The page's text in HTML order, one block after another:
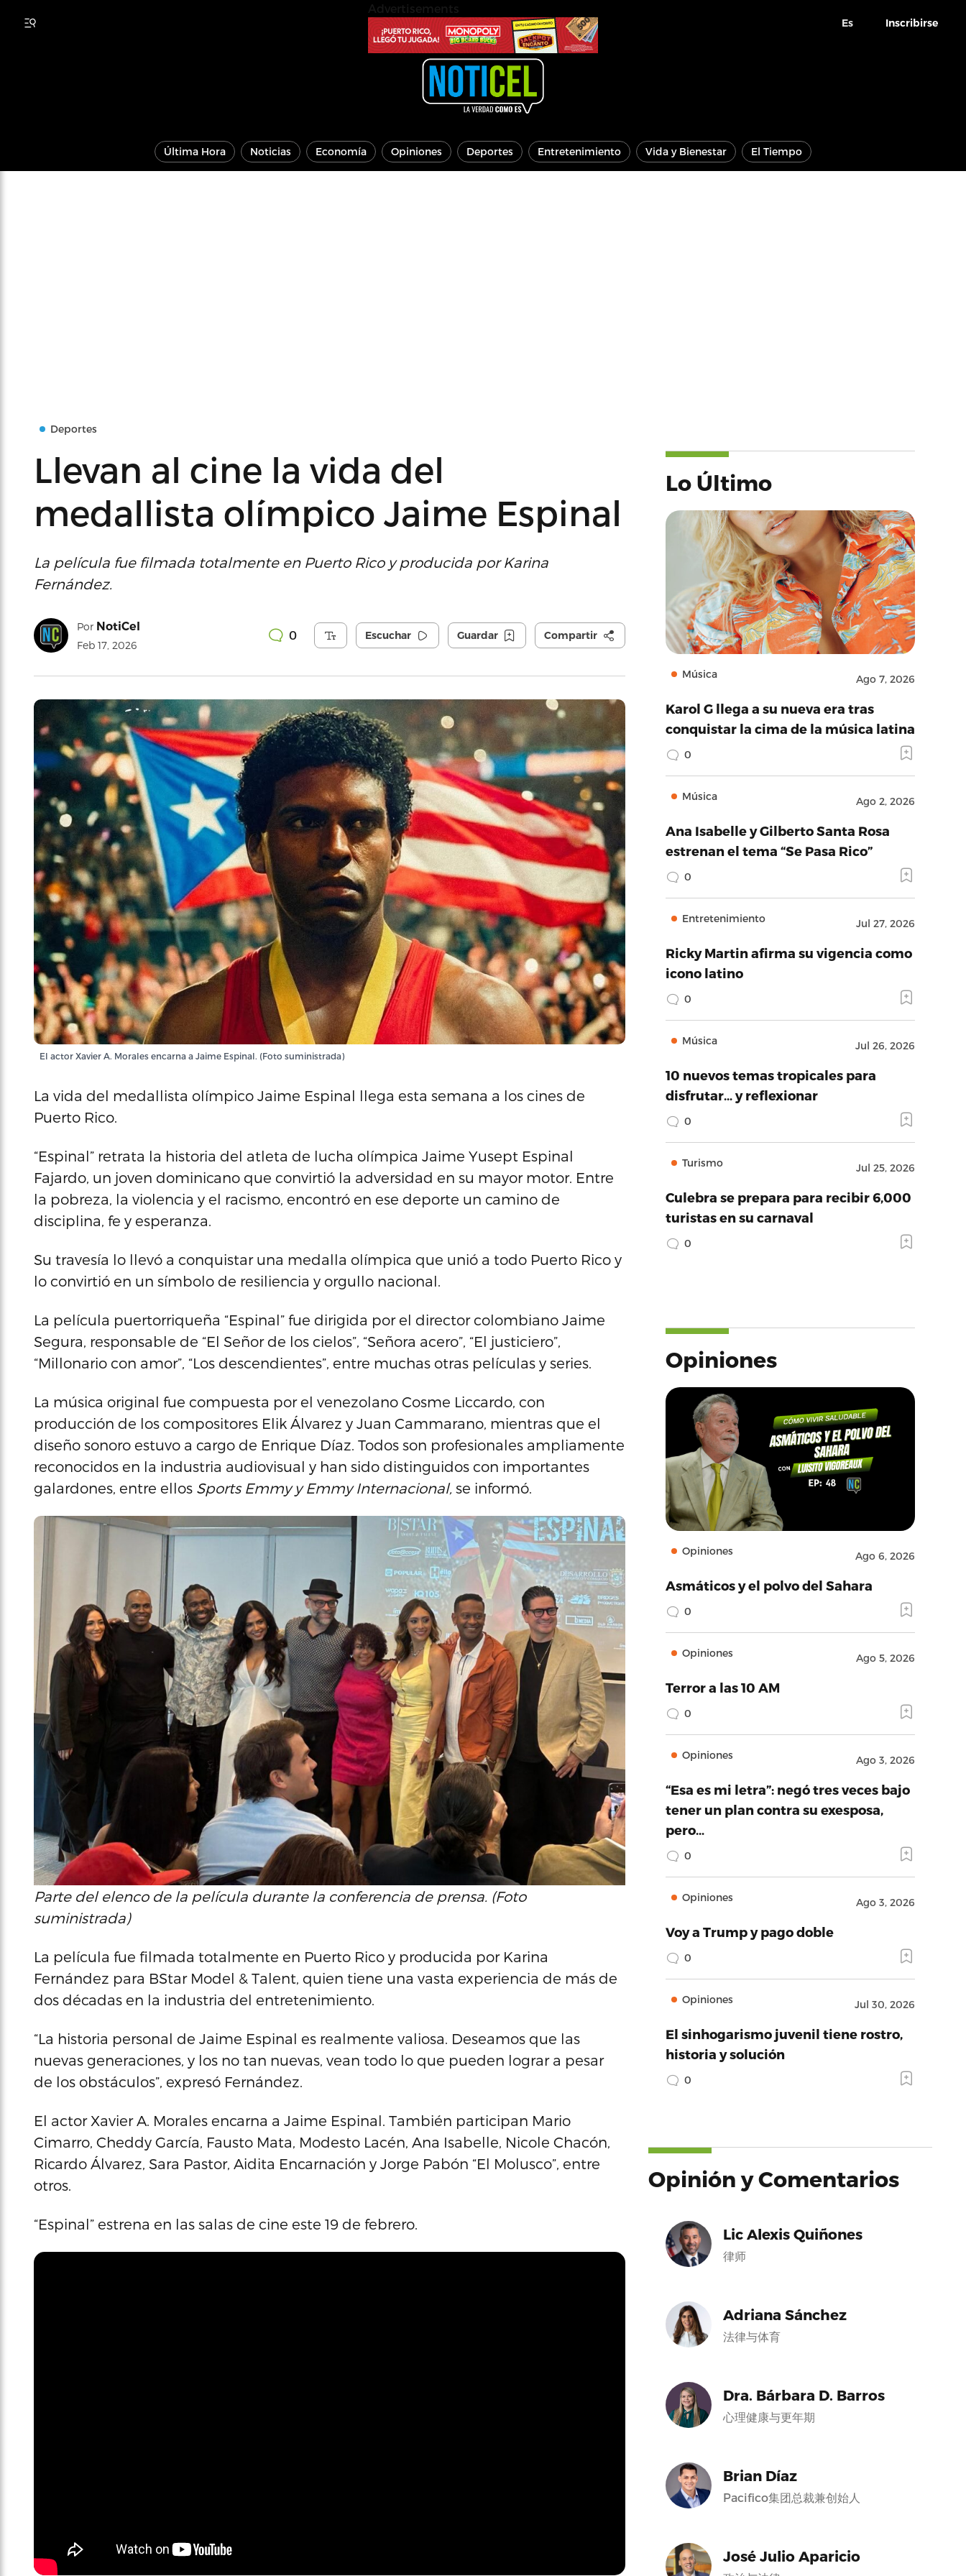
Es Inscribirse
Última Hora Noticias Economía Opiniones Deportes Entretenimiento Vida y Bienestar El Tiempo
Deportes
Llevan al cine la vida del
medallista olímpico Jaime Espinal
La película fue filmada totalmente en Puerto Rico y producida por Karina
Fernández.
Por NotiCel
Feb 17, 2026
0 Escuchar Guardar Compartir
El actor Xavier A. Morales encarna a Jaime Espinal. (Foto suministrada)
La vida del medallista olímpico Jaime Espinal llega esta semana a los cines de
Puerto Rico.
“Espinal” retrata la historia del atleta de lucha olímpica Jaime Yusept Espinal
Fajardo, un joven dominicano que convirtió la adversidad en su mayor motor. Entre
la pobreza, la violencia y el racismo, encontró en ese deporte un camino de
disciplina, fe y esperanza.
Su travesía lo llevó a conquistar una medalla olímpica que unió a todo Puerto Rico y
lo convirtió en un símbolo de resiliencia y orgullo nacional.
La película puertorriqueña “Espinal” fue dirigida por el director colombiano Jaime
Segura, responsable de “El Señor de los cielos”, “Señora acero”, “El justiciero”,
“Millonario con amor”, “Los descendientes”, entre muchas otras películas y series.
La música original fue compuesta por el venezolano Cosme Liccardo, con
producción de los compositores Elik Álvarez y Juan Cammarano, mientras que el
diseño sonoro estuvo a cargo de Enrique Díaz. Todos son profesionales ampliamente
reconocidos en la industria audiovisual y han sido distinguidos con importantes
galardones, entre ellos Sports Emmy y Emmy Internacional, se informó.
Parte del elenco de la película durante la conferencia de prensa. (Foto
suministrada)
La película fue filmada totalmente en Puerto Rico y producida por Karina
Fernández para BStar Model & Talent, quien tiene una vasta experiencia de más de
dos décadas en la industria del entretenimiento.
“La historia personal de Jaime Espinal es realmente valiosa. Deseamos que las
nuevas generaciones, y los no tan nuevas, vean todo lo que pueden lograr a pesar
de los obstáculos”, expresó Fernández.
El actor Xavier A. Morales encarna a Jaime Espinal. También participan Mario
Cimarro, Cheddy García, Fausto Mata, Modesto Lacén, Ana Isabelle, Nicole Chacón,
Ricardo Álvarez, Sara Pastor, Aidita Encarnación y Jorge Pabón “El Molusco”, entre
otros.
“Espinal” estrena en las salas de cine este 19 de febrero.
Lo Último
Música Ago 7, 2026
Karol G llega a su nueva era tras
conquistar la cima de la música latina
0
Música Ago 2, 2026
Ana Isabelle y Gilberto Santa Rosa
estrenan el tema “Se Pasa Rico”
0
Entretenimiento Jul 27, 2026
Ricky Martin afirma su vigencia como
icono latino
0
Música Jul 26, 2026
10 nuevos temas tropicales para
disfrutar… y reflexionar
0
Turismo Jul 25, 2026
Culebra se prepara para recibir 6,000
turistas en su carnaval
0
Opiniones
Opiniones Ago 6, 2026
Asmáticos y el polvo del Sahara
0
Opiniones Ago 5, 2026
Terror a las 10 AM
0
Opiniones Ago 3, 2026
“Esa es mi letra”: negó tres veces bajo
tener un plan contra su exesposa,
pero…
0
Opiniones Ago 3, 2026
Voy a Trump y pago doble
0
Opiniones Jul 30, 2026
El sinhogarismo juvenil tiene rostro,
historia y solución
0
Opinión y Comentarios
Lic Alexis Quiñones
律师
Adriana Sánchez
法律与体育
Dra. Bárbara D. Barros
心理健康与更年期
Brian Díaz
Pacifico集团总裁兼创始人
José Julio Aparicio